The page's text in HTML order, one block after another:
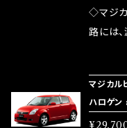
発揮し
ドリン
など、こ
モータ
品化を果
が大き
中に漏
ズが、
ヒュー
◇マジカ
路には
路とし
しかし
マジカ
ハロゲ